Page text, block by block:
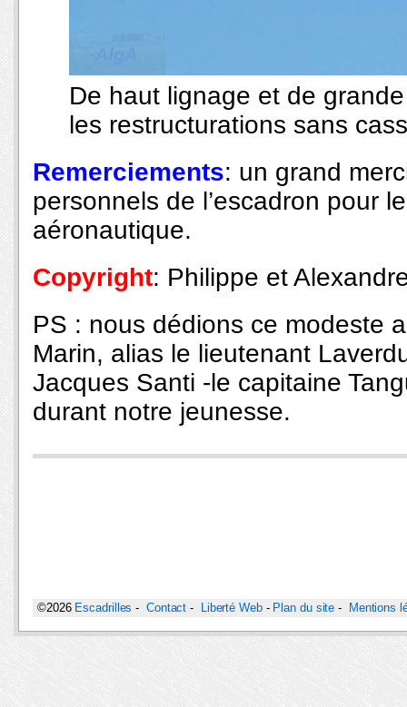
De haut lignage et de
les restructurations sans
Remerciements: un grand
personnels de l’escadron pour
aéronautique.
Copyright: Philippe et
PS : nous dédions ce modeste
Marin, alias le lieutenant
Jacques Santi -le capitaine
durant notre jeunesse.
©2026 Escadrilles - Contact - Liberté Web- Plan du site - Mentions